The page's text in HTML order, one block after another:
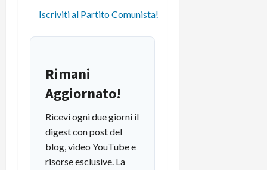
Iscriviti al Partito Comunista!
Rimani
Aggiornato!
Ricevi ogni due giorni il
digest con post del
blog, video YouTube e
risorse esclusive. La